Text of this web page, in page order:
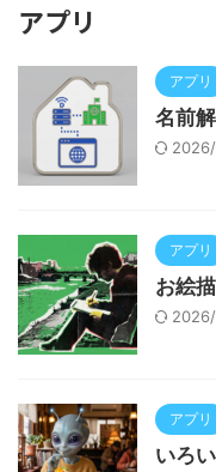
アプリ
アプリ
名前
アプリ
お絵
アプリ
いろ